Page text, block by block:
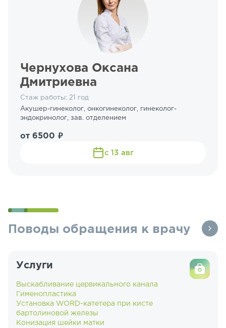
Чернухова Оксана
Дмитриевна
Стаж работы: 21 год
Акушер-гинеколог, онкогинеколог, гинеколог-
эндокринолог, зав. отделением
от 6500 ₽
с 13 авг
Поводы обращения к врачу
Услуги
Выскабливание цервикального канала
Гименопластика
Установка WORD-катетера при кисте
бартолиновой железы
Конизация шейки матки